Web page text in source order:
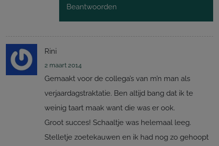
Beantwoorden
Rini
2 maart 2014
Gemaakt voor de collega’s van m’n man als
verjaardagstraktatie. Ben altijd bang dat ik te
weinig taart maak want die was er ook.
Groot succes! Schaaltje was helemaal leeg.
Stelletje zoetekauwen en ik had nog zo gehoopt